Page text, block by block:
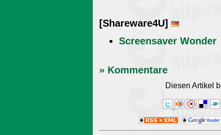
[Shareware4U]
Screensaver Wonder
» Kommentare
Diesen Artikel